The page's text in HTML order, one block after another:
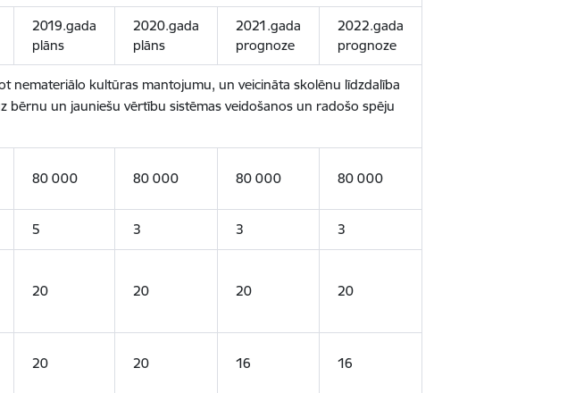
2019.gada
plāns
2020.gada
plāns
2021.gada
prognoze
2022.gada
prognoze
nemateriālo kultūras mantojumu, un veicināta skolēnu līdzdalība
bērnu un jauniešu vērtību sistēmas veidošanos un radošo spēju
80 000 80 000 80 000 80 000
5 3 3 3
20 20 20 20
20 20 16 16